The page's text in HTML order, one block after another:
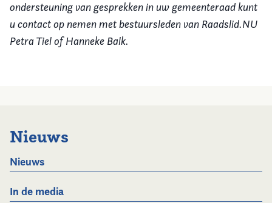
ondersteuning van gesprekken in uw gemeenteraad kunt
u contact op nemen met bestuursleden van Raadslid.NU
Petra Tiel of Hanneke Balk.
Nieuws
Nieuws
In de media